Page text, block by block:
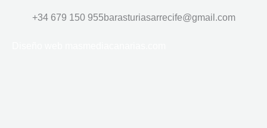
+34 679 150 955barasturiasarrecife@gmail.com